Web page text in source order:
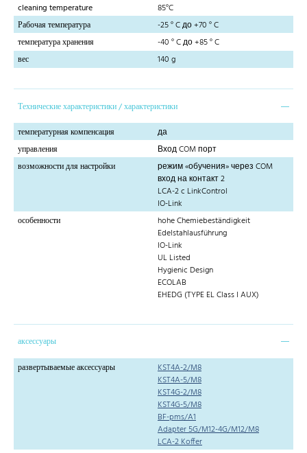
cleaning temperature
85°C
Рабочая температура
-25 ° C до +70 ° C
температура хранения
-40 ° C до +85 ° C
вес
140 g
Технические характеристики / характеристики
температурная компенсация
да
управления
Вход COM порт
возможности для настройки
режим «обучения» через COM
вход на контакт 2
LCA-2 c LinkControl
IO-Link
особенности
hohe Chemiebeständigkeit
Edelstahlausführung
IO-Link
UL Listed
Hygienic Design
ECOLAB
EHEDG (TYPE EL Class I AUX)
аксессуары
развертываемые аксессуары
KST4A-2/M8
KST4A-5/M8
KST4G-2/M8
KST4G-5/M8
BF-pms/A1
Adapter 5G/M12-4G/M12/M8
LCA-2 Koffer